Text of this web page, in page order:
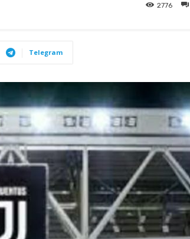
2776
Telegram